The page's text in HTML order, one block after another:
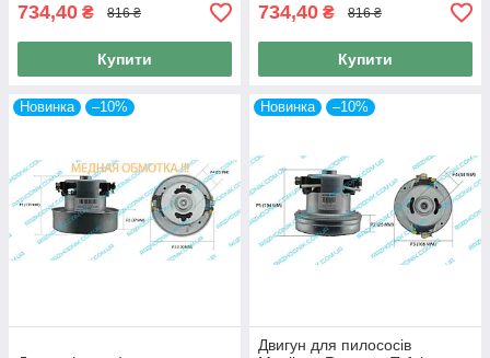
734,40 ₴ 816 ₴
Купити
734,40 ₴ 816 ₴
Купити
Новинка –10% Новинка –10%
Двигун для пилососів